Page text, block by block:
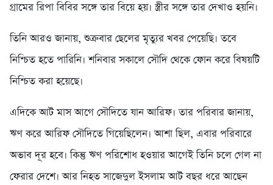
গ্রামের রিপা বিবির সঙ্গে তার বিয়ে হয়। স্ত্রীর সঙ্গে তার দেখাও হয়নি।
তিনি আরও জানায়, শুক্রবার ছেলের মৃত্যুর খবর পেয়েছি। তবে
নিশ্চিত হতে পারিনি। শনিবার সকালে সৌদি থেকে ফোন করে বিষয়টি
নিশ্চিত করা হয়েছে।
এদিকে আট মাস আগে সৌদিতে যান আরিফ। তার পরিবার জানায়,
ঋণ করে আরিফ সৌদিতে গিয়েছিলেন। আশা ছিল, এবার পরিবারে
অভাব দূর হবে। কিন্তু ঋণ পরিশোধ হওয়ার আগেই তিনি চলে গেল না
ফেরার দেশে। আর নিহত সাজেদুল ইসলাম আট বছর ধরে আছেন